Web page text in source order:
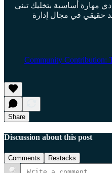
مهارة أساسية بتخليك تبني
حقيقي في مجال إدارة
Community Contribution:
Share
Discussion about this post
Comments Restacks